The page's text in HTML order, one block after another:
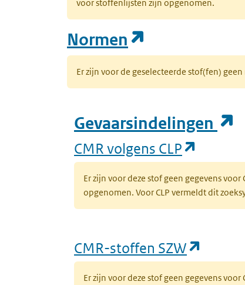
voor stoffenlijsten zijn opgenomen.
Normen
Er zijn voor de geselecteerde stof(fen)
Gevaarsindelingen
CMR volgens CLP
Er zijn voor deze stof geen gegevens
opgenomen. Voor CLP vermeldt dit
CMR-stoffen SZW
Er zijn voor deze stof geen gegevens